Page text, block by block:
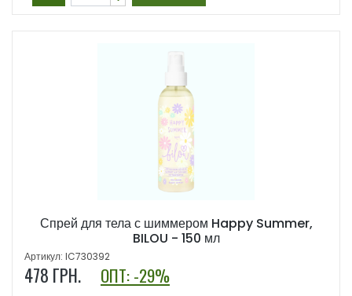
Спрей для тела с шиммером Happy Summer,
BILOU - 150 мл
Артикул: IC730392
478 ГРН. ОПТ: -29%